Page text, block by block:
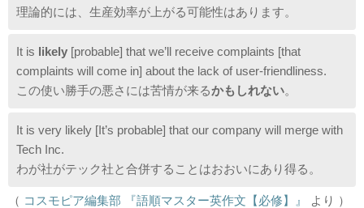
理論的には、生産効率が上がる可能性はあります。
It is likely [probable] that we’ll receive complaints [that
complaints will come in] about the lack of user-friendliness.
この使い勝手の悪さには苦情が来るかもしれない。
It is very likely [It’s probable] that our company will merge with
Tech Inc.
わが社がテック社と合併することはおおいにあり得る。
（ コスモピア編集部 『語順マスター英作文【必修】』 より ）